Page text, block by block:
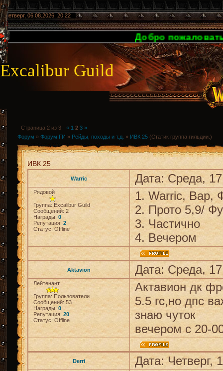
Четверг, 06.08.2026, 20:22
Добро пожаловать на сайт гильдии
Excalibur Guild
Страница 2 из 3 « 1 2 3 »
Форум » Форум ГИ » Рейды, походы и т.д. » ИВК 25 (Статик группа гильдии.)
ИВК 25
Warric Дата: Среда,
Рядовой
Группа: Excalibur Guild
Сообщений: 2
Награды: 0
Репутация: 2
Статус:Offline
1. Warric, Вар,
2. Прото 5,9/
3. Частично
4. Вечером
Aktavion Дата: Среда,
Лейтенант
Группа: Пользователи
Сообщений: 53
Награды:0
Репутация: 20
Статус: Offline
Актавион дк
5.5 гс,но дпс
знаю чуток
вечером с 20-
Derri Дата: Четверг,